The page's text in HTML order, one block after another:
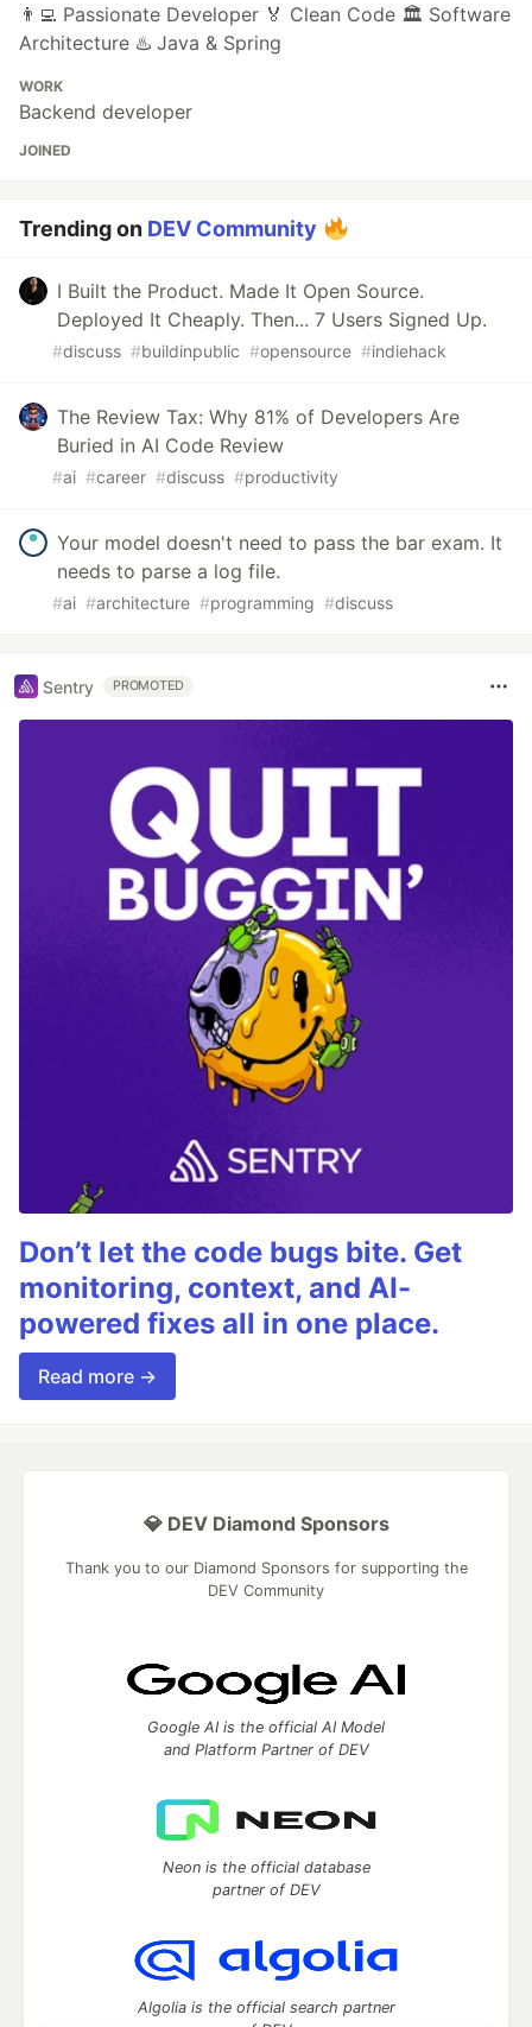
👨‍💻 Passionate Developer 🏅 Clean Code 🏛️ Software
Architecture ♨️ Java & Spring
WORK
Backend developer
JOINED
Trending on DEV Community
I Built the Product. Made It Open Source.
Deployed It Cheaply. Then... 7 Users Signed Up.
#discuss #buildinpublic #opensource #indiehack
The Review Tax: Why 81% of Developers Are
Buried in AI Code Review
#ai #career #discuss #productivity
Your model doesn't need to pass the bar exam. It
needs to parse a log file.
#ai #architecture #programming #discuss
Sentry PROMOTED
Don’t let the code bugs bite. Get
monitoring, context, and AI-
powered fixes all in one place.
Read more →
💎 DEV Diamond Sponsors
Thank you to our Diamond Sponsors for supporting the
DEV Community
Google AI is the official AI Model
and Platform Partner of DEV
Neon is the official database
partner of DEV
Algolia is the official search partner